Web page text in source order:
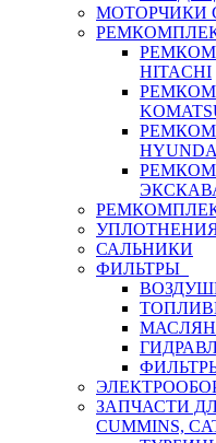
МОТОРЧИКИ
HITACHI
САЛЬНИКИ
ФИЛЬТРЫ
ЗАПЧАСТИ
CUMMINS,